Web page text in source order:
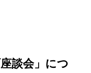
談会」につ